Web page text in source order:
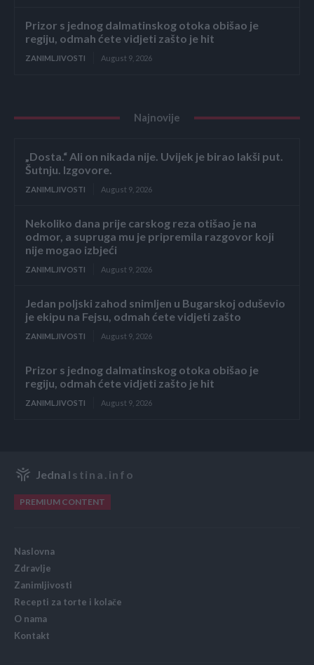
Prizor s jednog dalmatinskog otoka obišao je
regiju, odmah ćete vidjeti zašto je hit
ZANIMLJIVOSTI August 9, 2026
Najnovije
„Dosta.“ Ali on nikada nije. Uvijek je birao lakši put.
Šutnju. Izgovore.
ZANIMLJIVOSTI August 9, 2026
Nekoliko dana prije carskog reza otišao je na
odmor, a supruga mu je pripremila razgovor koji
nije mogao izbjeći
ZANIMLJIVOSTI August 9, 2026
Jedan poljski zahod snimljen u Bugarskoj oduševio
je ekipu na Fejsu, odmah ćete vidjeti zašto
ZANIMLJIVOSTI August 9, 2026
Prizor s jednog dalmatinskog otoka obišao je
regiju, odmah ćete vidjeti zašto je hit
ZANIMLJIVOSTI August 9, 2026
Jedna Istina.info
PREMIUM CONTENT
Naslovna
Zdravlje
Zanimljivosti
Recepti za torte i kolače
O nama
Kontakt